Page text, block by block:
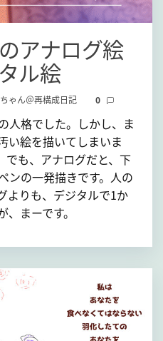
アナログ絵
ル絵
ゃん＠再構成日記 0
人格でした。しかし、ま
い絵を描いてしまいま
でも、アナログだと、下
ンの一発描きです。人の
よりも、デジタルで1か
まーです。